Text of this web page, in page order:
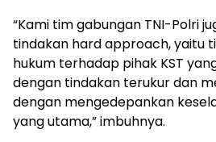
“Kami tim gabungan TNI-Polri
tindakan hard approach, yaitu
hukum terhadap pihak KST
dengan tindakan terukur dan
dengan mengedepankan
yang utama,” imbuhnya.